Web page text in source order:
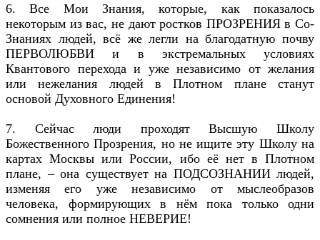
6. Все Мои Знания, которые, как показалось
некоторым из вас, не дают ростков ПРОЗРЕНИЯ в Со-
Знаниях людей, всё же легли на благодатную почву
ПЕРВОЛЮБВИ и в экстремальных условиях
Квантового перехода и уже независимо от желания
или нежелания людей в Плотном плане станут
основой Духовного Единения!
7. Сейчас люди проходят Высшую Школу
Божественного Прозрения, но не ищите эту Школу на
картах Москвы или России, ибо её нет в Плотном
плане, – она существует на ПОДСОЗНАНИИ людей,
изменяя его уже независимо от мыслеобразов
человека, формирующих в нём пока только одни
сомнения или полное НЕВЕРИЕ!